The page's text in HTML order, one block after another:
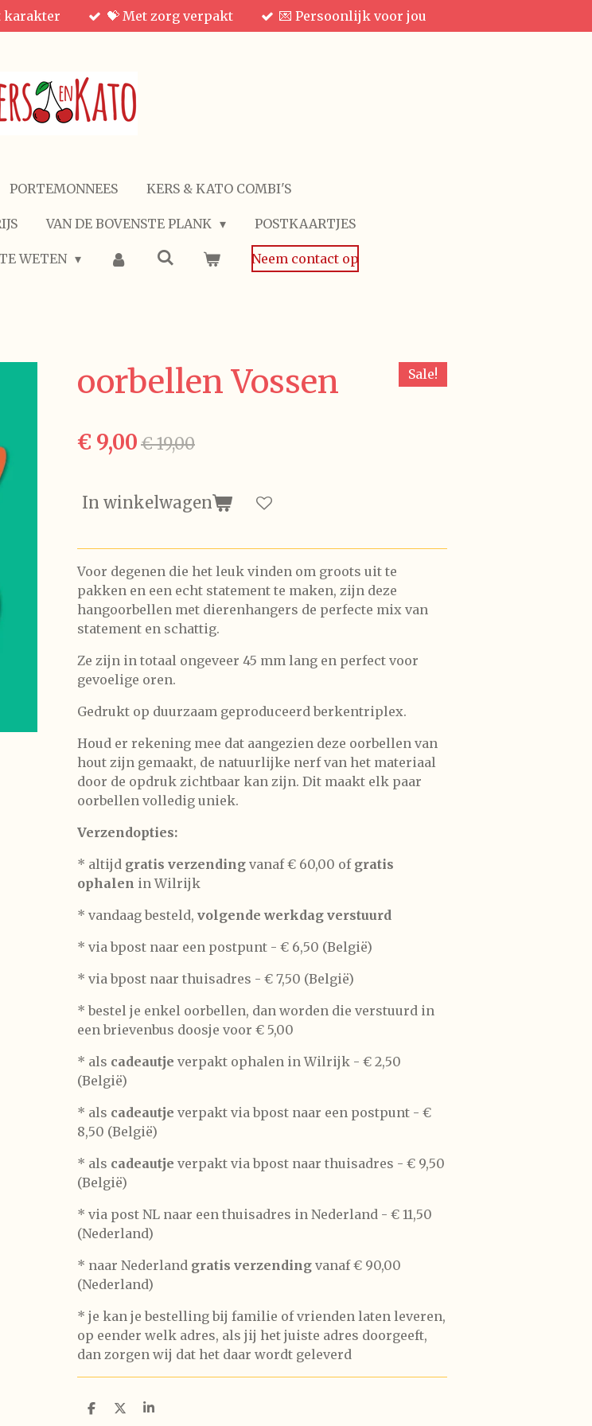
karakter 💝 Met zorg verpakt 💌 Persoonlijk voor jou
PORTEMONNEES KERS & KATO COMBI'S
VAN DE BOVENSTE PLANK POSTKAARTJES
WETEN Neem contact op
oorbellen Vossen Sale!
€ 9,00€ 19,00
In winkelwagen
Voor degenen die het leuk vinden om groots uit te
pakken en een echt statement te maken, zijn deze
hangoorbellen met dierenhangers de perfecte mix van
statement en schattig.
Ze zijn in totaal ongeveer 45 mm lang en perfect voor
gevoelige oren.
Gedrukt op duurzaam geproduceerd berkentriplex.
Houd er rekening mee dat aangezien deze oorbellen van
hout zijn gemaakt, de natuurlijke nerf van het materiaal
door de opdruk zichtbaar kan zijn. Dit maakt elk paar
oorbellen volledig uniek.
Verzendopties:
* altijd gratis verzending vanaf € 60,00 of gratis
ophalen in Wilrijk
* vandaag besteld, volgende werkdag verstuurd
* via bpost naar een postpunt - € 6,50 (België)
* via bpost naar thuisadres - € 7,50 (België)
* bestel je enkel oorbellen, dan worden die verstuurd in
een brievenbus doosje voor € 5,00
* als cadeautje verpakt ophalen in Wilrijk - € 2,50
(België)
* als cadeautje verpakt via bpost naar een postpunt - €
8,50 (België)
* als cadeautje verpakt via bpost naar thuisadres - € 9,50
(België)
* via post NL naar een thuisadres in Nederland - € 11,50
(Nederland)
* naar Nederland gratis verzending vanaf € 90,00
(Nederland)
* je kan je bestelling bij familie of vrienden laten leveren,
op eender welk adres, als jij het juiste adres doorgeeft,
dan zorgen wij dat het daar wordt geleverd
D
D
S